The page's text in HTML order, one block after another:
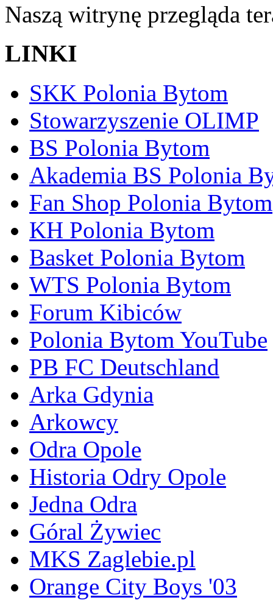
Naszą witrynę przegląda
LINKI
SKK Polonia Bytom
Stowarzyszenie OLIMP
BS Polonia Bytom
Akademia BS Polonia
Fan Shop Polonia Bytom
KH Polonia Bytom
Basket Polonia Bytom
WTS Polonia Bytom
Forum Kibiców
Polonia Bytom YouTube
PB FC Deutschland
Arka Gdynia
Arkowcy
Odra Opole
Historia Odry Opole
Jedna Odra
Góral Żywiec
MKS Zaglebie.pl
Orange City Boys '03